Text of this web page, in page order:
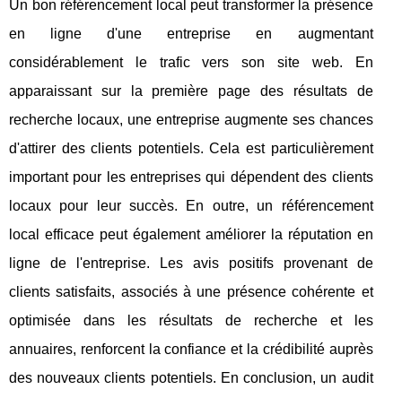
Un bon référencement local peut transformer la présence
en ligne d'une entreprise en augmentant
considérablement le trafic vers son site web. En
apparaissant sur la première page des résultats de
recherche locaux, une entreprise augmente ses chances
d'attirer des clients potentiels. Cela est particulièrement
important pour les entreprises qui dépendent des clients
locaux pour leur succès. En outre, un référencement
local efficace peut également améliorer la réputation en
ligne de l'entreprise. Les avis positifs provenant de
clients satisfaits, associés à une présence cohérente et
optimisée dans les résultats de recherche et les
annuaires, renforcent la confiance et la crédibilité auprès
des nouveaux clients potentiels. En conclusion, un audit